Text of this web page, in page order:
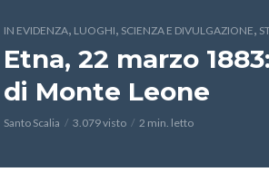
IN EVIDENZA, LUOGHI, SCIENZA E DIVULGAZIONE,
Etna, 22 marzo
di Monte Leone
Santo Scalia 3.079 visto 2 min. letto